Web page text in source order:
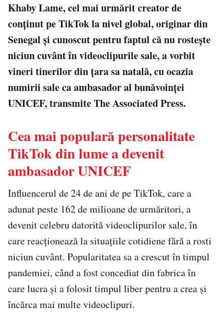
Khaby Lame, cel mai urmărit creator de
conținut pe TikTok la nivel global, originar din
Senegal și cunoscut pentru faptul că nu rostește
niciun cuvânt în videoclipurile sale, a vorbit
vineri tinerilor din țara sa natală, cu ocazia
numirii sale ca ambasador al bunăvoinței
UNICEF, transmite The Associated Press.
Cea mai populară personalitate
TikTok din lume a devenit
ambasador UNICEF
Influencerul de 24 de ani de pe TikTok, care a
adunat peste 162 de milioane de urmăritori, a
devenit celebru datorită videoclipurilor sale, în
care reacționează la situațiile cotidiene fără a rosti
niciun cuvânt. Popularitatea sa a crescut în timpul
pandemiei, când a fost concediat din fabrica în
care lucra și a folosit timpul liber pentru a crea și
încărca mai multe videoclipuri.